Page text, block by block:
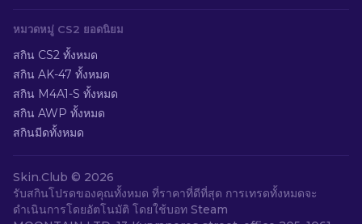
หมวดหมู่ CS2 ยอดนิยม
สกิน CS2 ทั้งหมด
สกิน AK-47 ทั้งหมด
สกิน M4A1-S ทั้งหมด
สกิน AWP ทั้งหมด
สกินมีดทั้งหมด
Skin.Club © 2026
รับสกินโปรดของคุณทั้งหมด ที่ราคาที่ดีที่สุด การเทรดทั้งหมดจะ
ดำเนินการโดยอัตโนมัติ โดยใช้บอท Steam